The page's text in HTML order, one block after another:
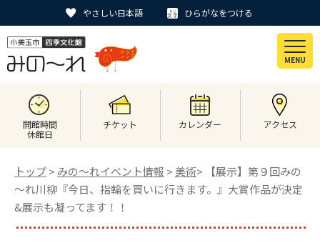
やさしい日本語 ひらがなをつける
MENU
開館時間
休館日
チケット カレンダー アクセス
トップ> みの〜れイベント情報 > 美術> 【展示】第９回みの
～れ川柳『今日、指輪を買いに行きます。』大賞作品が決定
&展示も凝ってます！！